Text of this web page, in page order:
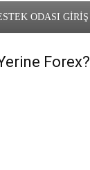
ODASI GİRİŞ
Forex?